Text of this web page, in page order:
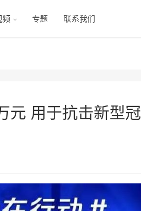
频 专题 联系我们
元 用于抗击新型冠